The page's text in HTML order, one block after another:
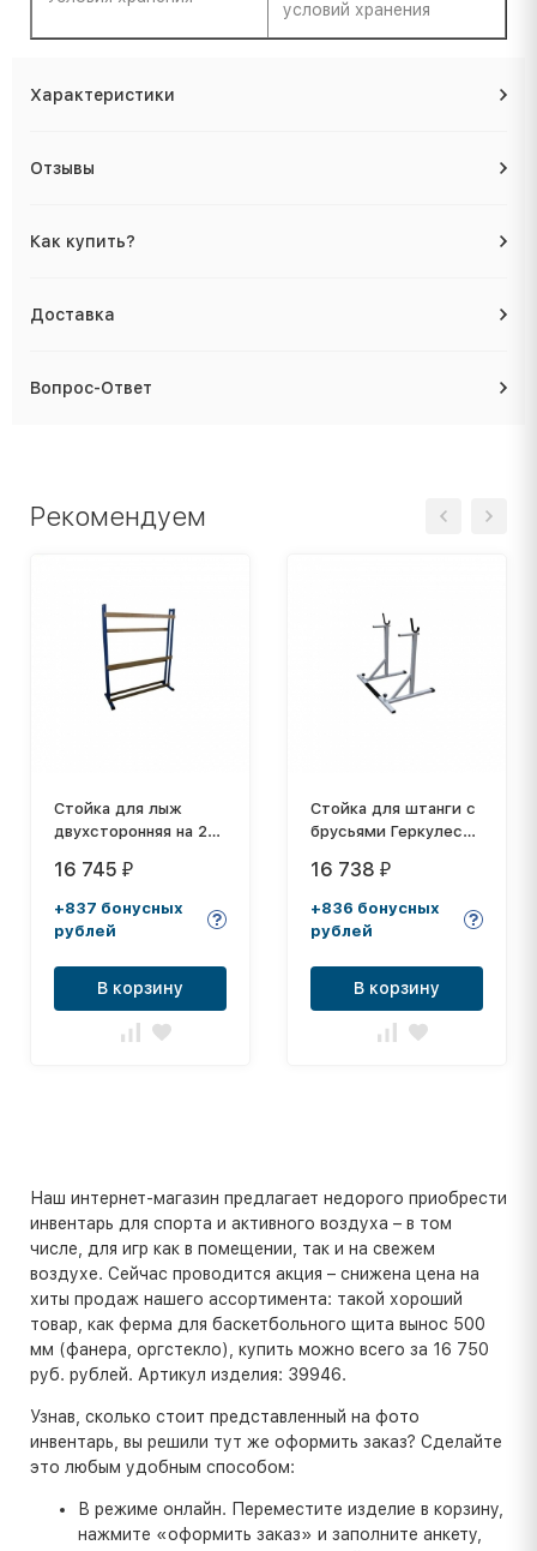
условий хранения
Характеристики
Отзывы
Как купить?
Доставка
Вопрос-Ответ
Рекомендуем
Стойка для лыж
двухсторонняя на 20
16 745 ₽
+837 бонусных
рублей
В корзину
Стойка для штанги с
брусьями Геркулес
16 738 ₽
+836 бонусных
рублей
В корзину
Наш интернет-магазин предлагает недорого приобрести
инвентарь для спорта и активного воздуха – в том
числе, для игр как в помещении, так и на свежем
воздухе. Сейчас проводится акция – снижена цена на
хиты продаж нашего ассортимента: такой хороший
товар, как ферма для баскетбольного щита вынос 500
мм (фанера, оргстекло), купить можно всего за 16 750
руб. рублей. Артикул изделия: 39946.
Узнав, сколько стоит представленный на фото
инвентарь, вы решили тут же оформить заказ? Сделайте
это любым удобным способом:
В режиме онлайн. Переместите изделие в корзину,
нажмите «оформить заказ» и заполните анкету,